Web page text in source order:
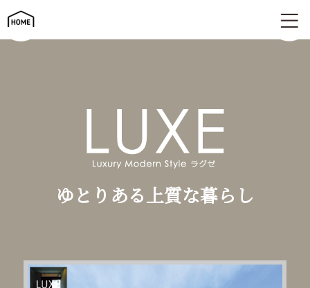
ゆとりある上質な暮らし | LUXE（ラグゼ）
ゆとりある上質な暮らし